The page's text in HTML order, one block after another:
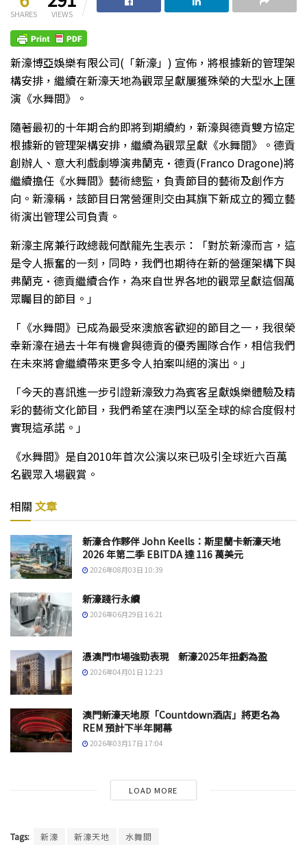
SHARES VIEWS
新濠博亞娛樂有限公司(「新濠」) 宣佈，將根據新的管理架
構安排，繼續在新濠天地為觀眾呈獻屢獲殊榮的大型水上匯
演《水舞間》。
隨著最初的十年期合約即將到期續約，新濠與德貢雙方協定
根據新的管理架構安排，繼續為觀眾呈獻《水舞間》。德貢
創辦人、意大利戲劇導演弗蘭克•德貢(Franco Dragone)將
繼續擔任《水舞間》藝術總監，負責節目的藝術及創作方
向。新濠稱，該節目日常營運則交由其旗下新成立的獨立藝
術演出管理公司負責。
新濠主席兼行政總裁何猷龍先生表示：「對於新濠而言，這
是令人振奮的一刻，同時，我們也期待在新的營運架構下與
弗蘭克•德貢繼續合作，為來自世界各地的觀眾呈獻這個萬
眾矚目的節目。」
「《水舞間》已成為最受來澳旅客歡迎的節目之一，我很榮
幸新濠在過去十年有機會與德貢的優秀團隊合作，相信我們
在未來將會繼續帶來更多令人拍案叫絕的演出。」
「今天的喜訊進一步引證新濠致力為賓客呈獻娛樂體驗及精
彩的藝術文化節目，我們希望在澳門以至全球的綜合度假村
實現這承諾。」
《水舞間》是自2010年首次公演以來已吸引全球近六百萬
名觀眾入場觀賞。
相關 文章
新濠合作夥伴 John Keells：斯里蘭卡新濠天地
2026 年第二季 EBITDA 達 116 萬美元
2026年08月03日 10:39
新濠踐行永續
2026年06月29日 16:21
憑澳門市場強勁表現 新濠2025年扭虧為盈
2026年04月01日 12:23
澳門新濠天地原「Countdown酒店」將更名為
REM 預計下半年開幕
2026年03月17日 17:04
LOAD MORE
Tags: 新濠 新濠天地 水舞間